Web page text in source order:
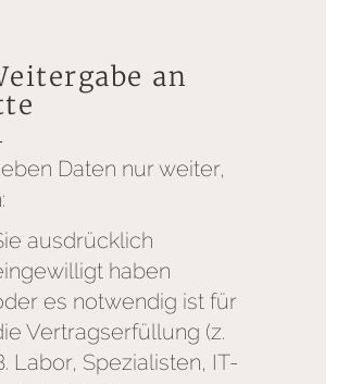
an
Daten nur weiter,
ausdrücklich
haben
es notwendig ist für
Vertragserfüllung (z.
Labor, Spezialisten, IT-